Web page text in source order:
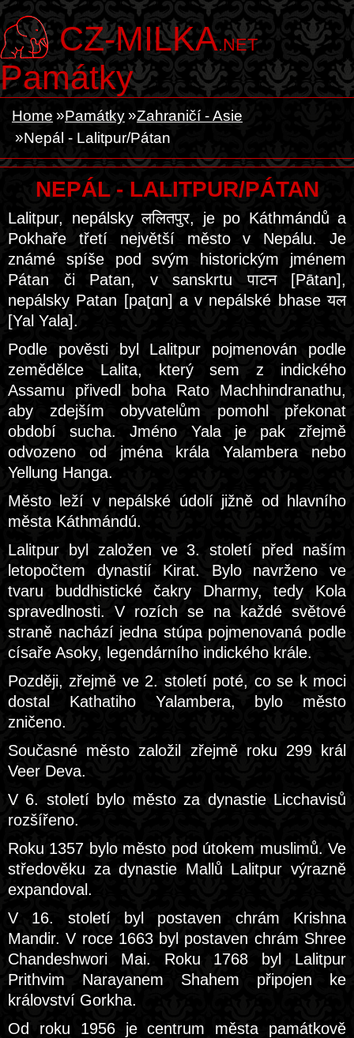
CZ-MILKA.NET
Památky
Home Památky
Zahraničí - Asie
Nepál - Lalitpur/Pátan
NEPÁL - LALITPUR/PÁTAN
Lalitpur, nepálsky ललितपुर, je po Káthmándů a
Pokhaře třetí největší město v Nepálu. Je
známé spíše pod svým historickým jménem
Pátan či Patan, v sanskrtu पाटन [Pātan],
nepálsky Patan [paʈɑn] a v nepálské bhase यल
[Yal Yala].
Podle pověsti byl Lalitpur pojmenován podle
zemědělce Lalita, který sem z indického
Assamu přivedl boha Rato Machhindranathu,
aby zdejším obyvatelům pomohl překonat
období sucha. Jméno Yala je pak zřejmě
odvozeno od jména krála Yalambera nebo
Yellung Hanga.
Město leží v nepálské údolí jižně od hlavního
města Káthmándú.
Lalitpur byl založen ve 3. století před naším
letopočtem dynastií Kirat. Bylo navrženo ve
tvaru buddhistické čakry Dharmy, tedy Kola
spravedlnosti. V rozích se na každé světové
straně nachází jedna stúpa pojmenovaná podle
císaře Asoky, legendárního indického krále.
Později, zřejmě ve 2. století poté, co se k moci
dostal Kathatiho Yalambera, bylo město
zničeno.
Současné město založil zřejmě roku 299 král
Veer Deva.
V 6. století bylo město za dynastie Licchavisů
rozšířeno.
Roku 1357 bylo město pod útokem muslimů. Ve
středověku za dynastie Mallů Lalitpur výrazně
expandoval.
V 16. století byl postaven chrám Krishna
Mandir. V roce 1663 byl postaven chrám Shree
Chandeshwori Mai. Roku 1768 byl Lalitpur
Prithvim Narayanem Shahem připojen ke
království Gorkha.
Od roku 1956 je centrum města památkově